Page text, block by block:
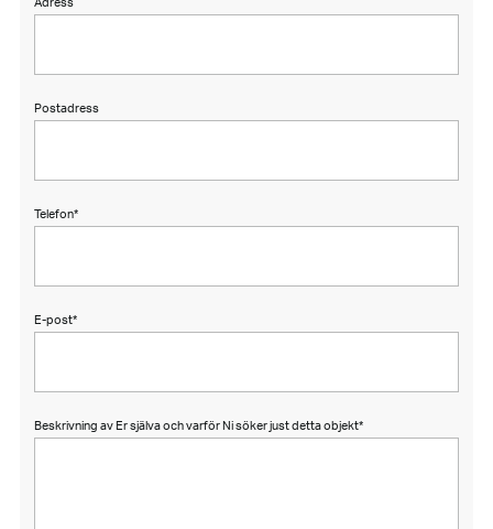
Postadress
Telefon*
E-post*
Beskrivning av Er själva och varför Ni söker just detta objekt*